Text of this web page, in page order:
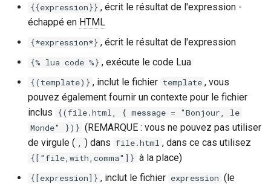
pipelog
postgres
proxy-connect
Inclusion de Modèle
include.html
user.html
Sortie
{{expression}} , écrit le résultat de l'expression -
échappé en HTML
{*expression*} , écrit le résultat de l'expression
{% lua code %} , exécute le code Lua
{(template)} , inclut le fichier template , vous
pouvez également fournir un contexte pour le fichier
inclus
{(file.html, { message = "Bonjour, le
Monde" })} (REMARQUE : vous ne pouvez pas utiliser
de virgule ( , ) dans file.html , dans ce cas utilisez
{["file,with,comma"]} à la place)
{[expression]} , inclut le fichier expression (le